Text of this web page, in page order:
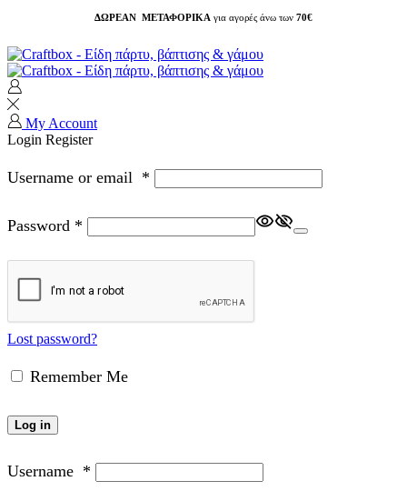
ΔΩΡΕΑΝ ΜΕΤΑΦΟΡΙΚΑ για αγορές άνω των 70€
My Account
Login Register
Username or email *
Password *
Lost password?
Remember Me
Log in
Username *